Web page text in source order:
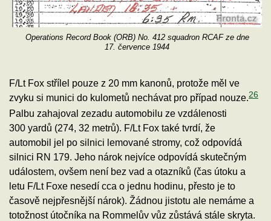
Operations Record Book (ORB) No. 412 squadron RCAF ze dne
17. července 1944
F/Lt Fox střílel pouze z 20 mm kanonů, protože měl ve
zvyku si munici do kulometů nechávat pro případ nouze.26
Palbu zahajoval zezadu automobilu ze vzdálenosti
300 yardů (274, 32 metrů). F/Lt Fox také tvrdí, že
automobil jel po silnici lemované stromy, což odpovídá
silnici RN 179. Jeho nárok nejvíce odpovídá skutečným
událostem, ovšem není bez vad a otazníků (čas útoku a
letu F/Lt Foxe nesedí cca o jednu hodinu, přesto je to
časově nejpřesnější nárok). Žádnou jistotu ale nemáme a
totožnost útočníka na Rommelův vůz zůstává stále skryta.